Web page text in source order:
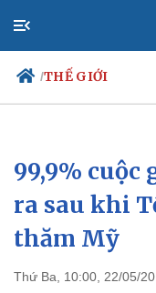
/THẾ GIỚI
Chính trị
Tổ chức nhân sự
Quốc hội
Nhận diện sự thật
99,9% cuộc
ra sau khi
thăm Mỹ
Thứ Ba, 10:00, 22/05/